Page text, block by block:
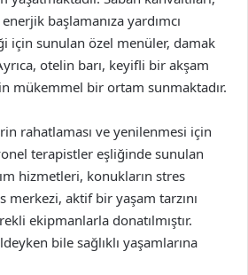
başlamanıza yardımcı
için sunulan özel menüler, damak
otelin barı, keyifli bir akşam
mükemmel bir ortam sunmaktadır.
rahatlaması ve yenilenmesi için
terapistler eşliğinde sunulan
hizmetleri, konukların stres
merkezi, aktif bir yaşam tarzını
ekipmanlarla donatılmıştır.
bile sağlıklı yaşamlarına